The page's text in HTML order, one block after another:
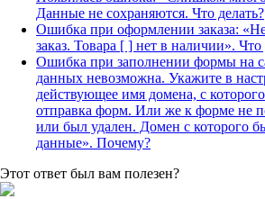
Данные не сохраняются. Что делать?
Ошибка при оформлении заказа:
заказ. Товара [ ] нет в наличии». Что
Ошибка при заполнении формы на
данных невозможна. Укажите в
действующее имя домена, с
отправка форм. Или же к форме не
или был удален. Домен с которого
данные». Почему?
Этот ответ был вам полезен?